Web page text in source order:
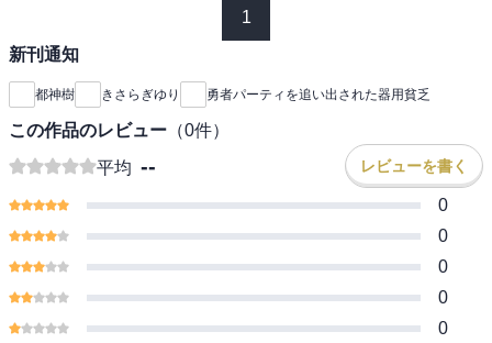
1
新刊通知
都神樹 きさらぎゆり 勇者パーティを追い出された器用貧乏
この作品のレビュー （0件）
平均 -- レビューを書く
0
0
0
0
0